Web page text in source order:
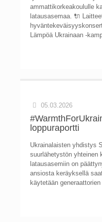
ammattikorkeakoululle
latausasemaa. 🔌
Lämpöä Ukrainaan -
05.03.2026
loppuraportti
Ukrainalaisten yhdistys
suurlähetystön yhteinen
latausasemiin on
ansiosta keräyksellä
käytetään generaattorien